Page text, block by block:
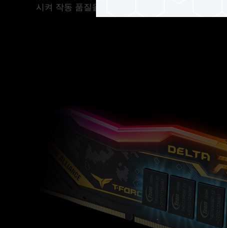
시켜 작동 품질을 미세하게 안정화할 수 있습니다.